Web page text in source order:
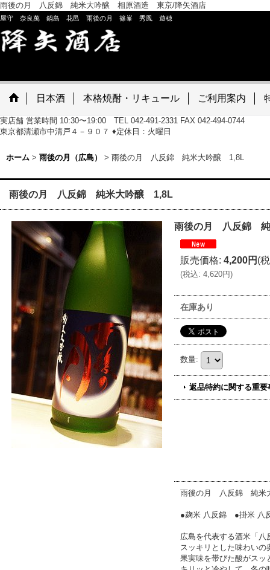
雨後の月 八反錦 純米大吟醸 相原酒造 東京/降矢酒店
屋守 奈良萬 鍋島 花邑 雨後の月 篠峯 秀鳳 遊穂
日本酒 本格焼酎・リキュール ご利用案内
実店舗 営業時間 10:30〜19:00 TEL 042-491-2331 FAX 042-494-0744
東京都清瀬市中清戸４－９０７ ♦定休日：火曜日
ホーム > 雨後の月（広島） > 雨後の月 八反錦 純米大吟醸 1,8L
雨後の月 八反錦 純米大吟醸 1,8L
雨後の月 八反錦
販売価格: 4,200円 (
(税込: 4,620円)
在庫あり
数量:
返品特約に関する重要
雨後の月 八反錦 純米
●麹米 八反錦 ●掛米 八
広島を代表する酒米「
スッキリとした味わい
果実味を帯びた酸がスッ